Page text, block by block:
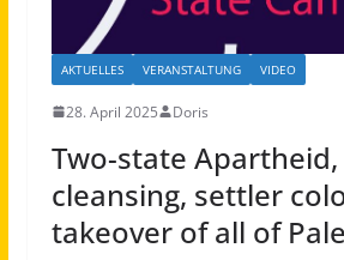
AKTUELLES VERANSTALTUNG VIDEO
28. April 2025 Doris
Two-state
cleansing, settler
takeover of all of